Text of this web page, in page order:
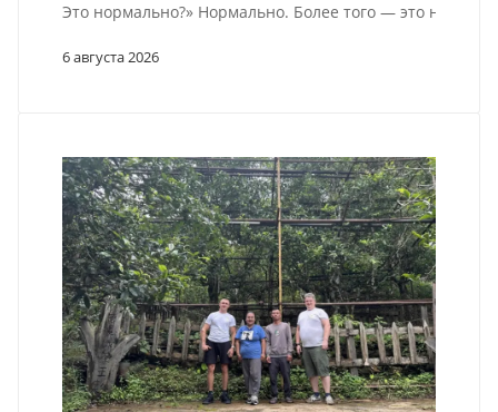
6 августа 2026
Это нормально?» Нормально. Более того — это